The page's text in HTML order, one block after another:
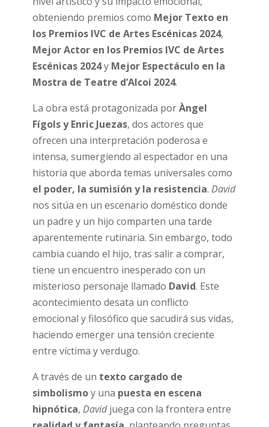
obteniendo premios como Mejor Texto en
los Premios IVC de Artes Escénicas 2024,
Mejor Actor en los Premios IVC de Artes
Escénicas 2024y Mejor Espectáculo en la
Mostra de Teatre d’Alcoi 2024.
La obra está protagonizada porÀngel
Fígols y Enric Juezas, dos actores que
ofrecen una interpretación poderosa e
intensa, sumergiendo al espectador en una
historia que aborda temas universales como
el poder, la sumisión y la resistencia. David
nos sitúa en un escenario doméstico donde
un padre y un hijo comparten una tarde
aparentemente rutinaria. Sin embargo, todo
cambia cuando el hijo, tras salir a comprar,
tiene un encuentro inesperado con un
misterioso personaje llamado David. Este
acontecimiento desata un conflicto
emocional y filosófico que sacudirá sus vidas,
haciendo emerger una tensión creciente
entre víctima y verdugo.
A través de un texto cargado de
simbolismoy una puesta en escena
hipnótica, Davidjuega con la frontera entre